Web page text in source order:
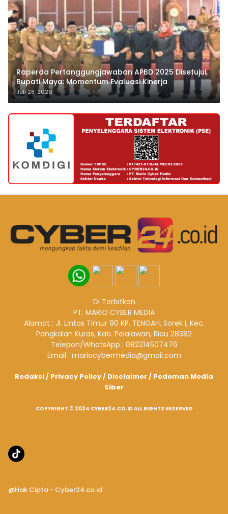
Raperda Pertanggungjawaban APBD 2025 Disetujui,
Bupati Maya: Momentum Evaluasi Kinerja
Juli 28, 2026
Di Terbitkan
PT. MARIO CYBER MEDIA
Alamat : Jl. Lintas Timur 90 KP. TENGAH, Sorek I, Kec.
Pangkalan Kuras, Kab. Pelalawan, Riau 28382
Telepon/WhatsApp : 082214507476
Email : mariocybermedia@gmail.com
Redaksi/ Privacy Policy/ Disclaimer/ Pedoman Media
Siber
COPYRIGHT © 2024 CYBER24.CO.ID ALL RIGHTS RESERVED
@Hak Cipta - Cyber24.co.id